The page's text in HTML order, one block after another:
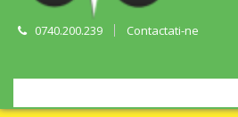
0740.200.239 Contactati-ne